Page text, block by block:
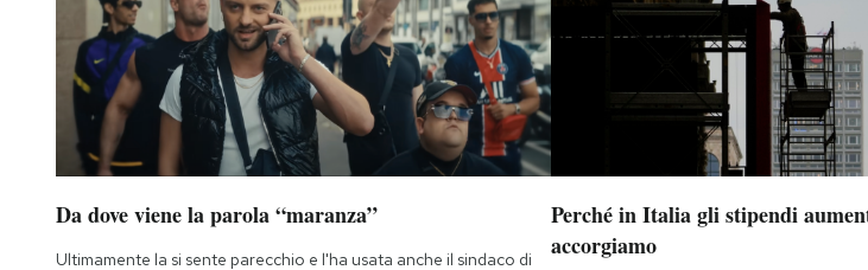
Da dove viene la parola “maranza”
Ultimamente la si sente parecchio e l'ha usata anche il sindaco di
Perché in Italia gli stipendi
accorgiamo